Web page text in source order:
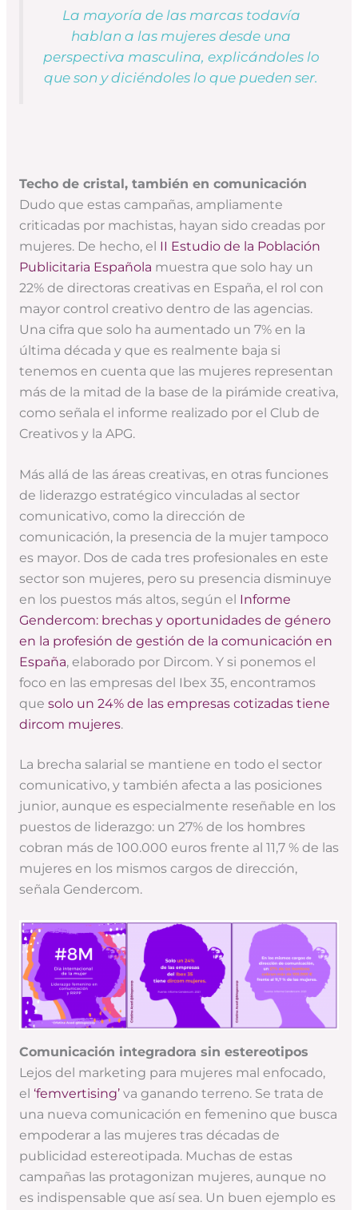
La mayoría de las marcas todavía
hablan a las mujeres desde una
perspectiva masculina, explicándoles lo
que son y diciéndoles lo que pueden ser.
Techo de cristal, también en comunicación
Dudo que estas campañas, ampliamente
criticadas por machistas, hayan sido creadas por
mujeres. De hecho, el II Estudio de la Población
Publicitaria Española muestra que solo hay un
22% de directoras creativas en España, el rol con
mayor control creativo dentro de las agencias.
Una cifra que solo ha aumentado un 7% en la
última década y que es realmente baja si
tenemos en cuenta que las mujeres representan
más de la mitad de la base de la pirámide creativa,
como señala el informe realizado por el Club de
Creativos y la APG.
Más allá de las áreas creativas, en otras funciones
de liderazgo estratégico vinculadas al sector
comunicativo, como la dirección de
comunicación, la presencia de la mujer tampoco
es mayor. Dos de cada tres profesionales en este
sector son mujeres, pero su presencia disminuye
en los puestos más altos, según el Informe
Gendercom: brechas y oportunidades de género
en la profesión de gestión de la comunicación en
España, elaborado por Dircom. Y si ponemos el
foco en las empresas del Ibex 35, encontramos
que solo un 24% de las empresas cotizadas tiene
dircom mujeres.
La brecha salarial se mantiene en todo el sector
comunicativo, y también afecta a las posiciones
junior, aunque es especialmente reseñable en los
puestos de liderazgo: un 27% de los hombres
cobran más de 100.000 euros frente al 11,7 % de las
mujeres en los mismos cargos de dirección,
señala Gendercom.
Comunicación integradora sin estereotipos
Lejos del marketing para mujeres mal enfocado,
el ‘femvertising’va ganando terreno. Se trata de
una nueva comunicación en femenino que busca
empoderar a las mujeres tras décadas de
publicidad estereotipada. Muchas de estas
campañas las protagonizan mujeres, aunque no
es indispensable que así sea. Un buen ejemplo es